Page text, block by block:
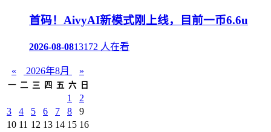
首码！AivyAI新模式刚上线，目前一币6.6u
2026-08-0813172 人在看
« 2026年8月 »
一 二 三 四 五 六 日
1
2
3
4 5 6 7 8
9
10 11 12 13 14 15 16